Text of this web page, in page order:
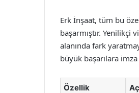
Erk İnşaat, tüm bu
başarmıştır.
alanında fark
büyük başarılara
Özellik